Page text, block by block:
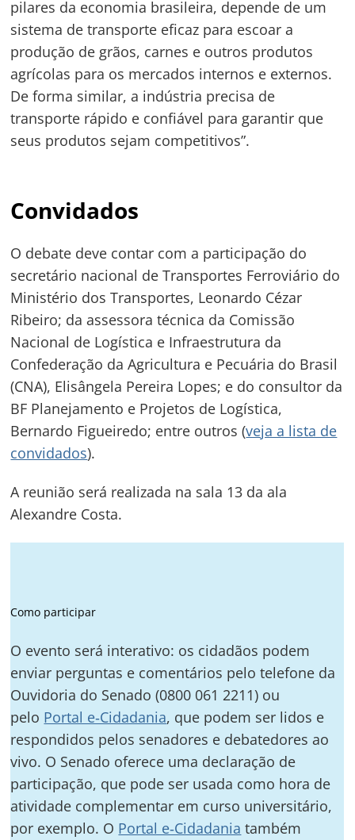
pilares da economia brasileira, depende de um
sistema de transporte eficaz para escoar a
produção de grãos, carnes e outros produtos
agrícolas para os mercados internos e externos.
De forma similar, a indústria precisa de
transporte rápido e confiável para garantir que
seus produtos sejam competitivos”.
Convidados
O debate deve contar com a participação do
secretário nacional de Transportes Ferroviário do
Ministério dos Transportes, Leonardo Cézar
Ribeiro; da assessora técnica da Comissão
Nacional de Logística e Infraestrutura da
Confederação da Agricultura e Pecuária do Brasil
(CNA), Elisângela Pereira Lopes; e do consultor da
BF Planejamento e Projetos de Logística,
Bernardo Figueiredo; entre outros (veja a lista de
convidados).
A reunião será realizada na sala 13 da ala
Alexandre Costa.
Como participar
O evento será interativo: os cidadãos podem
enviar perguntas e comentários pelo telefone da
Ouvidoria do Senado (0800 061 2211) ou
pelo Portal e‑Cidadania, que podem ser lidos e
respondidos pelos senadores e debatedores ao
vivo. O Senado oferece uma declaração de
participação, que pode ser usada como hora de
atividade complementar em curso universitário,
por exemplo. O Portal e‑Cidadania também
Navegação
de
Post